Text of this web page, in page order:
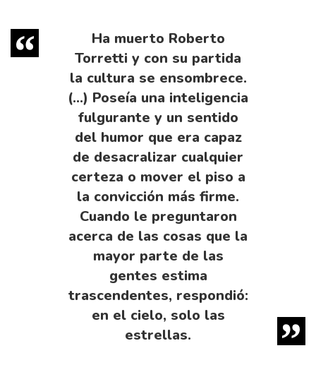
Ha muerto Roberto
Torretti y con su partida
la cultura se ensombrece.
(…) Poseía una inteligencia
fulgurante y un sentido
del humor que era capaz
de desacralizar cualquier
certeza o mover el piso a
la convicción más firme.
Cuando le preguntaron
acerca de las cosas que la
mayor parte de las
gentes estima
trascendentes, respondió:
en el cielo, solo las
estrellas.